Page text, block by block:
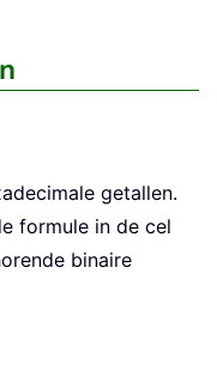
getallen.
formule in de cel
binaire